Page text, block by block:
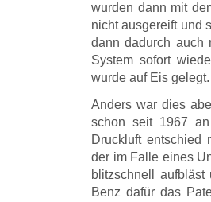
wurden dann mit
nicht ausgereift und
dann dadurch auch
System sofort
wurde auf Eis gelegt.
Anders war dies
schon seit 1967
Druckluft entschied
der im Falle eines
blitzschnell
Benz dafür das